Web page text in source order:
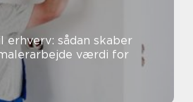
erhverv: sådan skaber
værdi for